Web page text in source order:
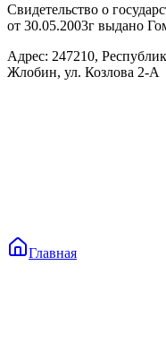
Свидетельство о
от 30.05.2003г выдано
Адрес: 247210,
Жлобин, ул. Козлова 2-А
Главная